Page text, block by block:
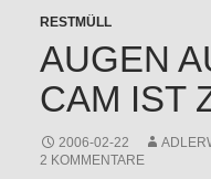
RESTMÜLL
AUGEN
CAM IST
2006-02-22
2 KOMMENTARE